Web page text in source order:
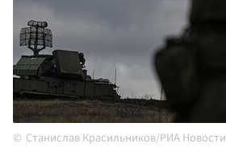
Станислав Красильников/РИА Новости